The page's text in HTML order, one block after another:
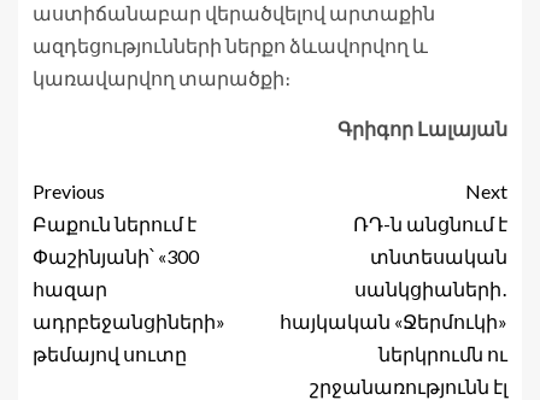
աստիճանաբար վերածվելով արտաքին
ազդեցությունների ներքո ձևավորվող և
կառավարվող տարածքի։
Գրիգոր Լալայան
Previous
Բաքուն ներում է
Փաշինյանի՝ «300
հազար
ադրբեջանցիների»
թեմայով սուտը
Next
ՌԴ-ն անցնում է
տնտեսական
սանկցիաների․
հայկական «Ջերմուկի»
ներկրումն ու
շրջանառությունն էլ